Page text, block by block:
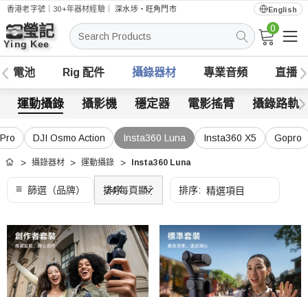
香港老字號｜30+年器材經驗｜深水埗・旺角門市 English
搜
索
0
電池 Rig 配件 攝錄器材 專業音頻 直播
運動攝錄 攝影機 穩定器 電影搖臂 攝錄路軌
DJI Osmo Action Insta360 Luna Insta360 X5 Gopro
首頁 攝錄器材 運動攝錄 Insta360 Luna